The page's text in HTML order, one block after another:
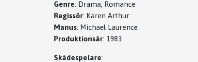
Genre: Drama, Romance
Regissör: Karen Arthur
Manus: Michael Laurence
Produktionsår: 1983
Skådespelare: